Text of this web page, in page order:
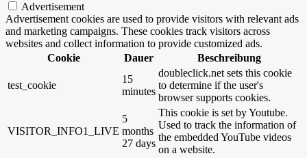
Advertisement
Advertisement cookies are used to provide visitors with relevant ads
and marketing campaigns. These cookies track visitors across
websites and collect information to provide customized ads.
Cookie
Dauer Beschreibung
test_cookie
15
minutes
doubleclick.net sets this cookie
to determine if the user's
browser supports cookies.
VISITOR_INFO1_LIVE
5
months
27 days
This cookie is set by Youtube.
Used to track the information of
the embedded YouTube videos
on a website.